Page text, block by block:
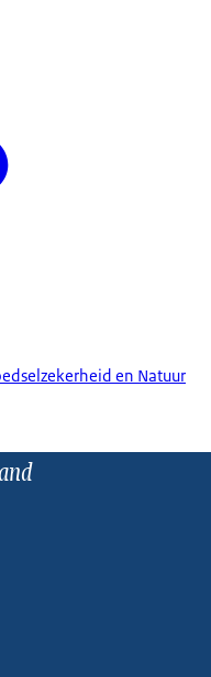
en Natuur